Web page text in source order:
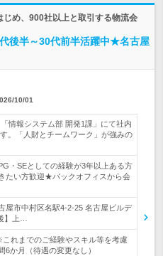
め、900社以上と取引する物流会
後半～30代前半活躍中★名古屋
10/01
情報システム部 開発1課」にて社内
。「人財とチームワーク」が強みの
・SEとしての経験が3年以上ある方
たい方歓迎★バックオフィスから会
屋市中村区名駅4-2-25 名古屋ビルデ
】上…
れまでのご経験やスキル等を考慮
か月（待遇の変更なし）